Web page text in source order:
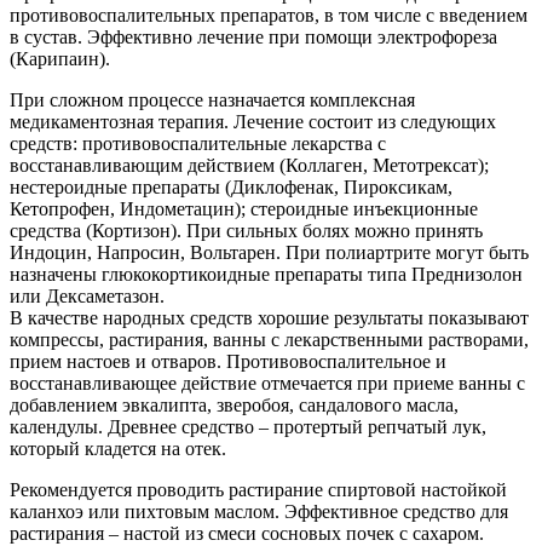
противовоспалительных препаратов, в том числе с введением
в сустав. Эффективно лечение при помощи электрофореза
(Карипаин).
При сложном процессе назначается комплексная
медикаментозная терапия. Лечение состоит из следующих
средств: противовоспалительные лекарства с
восстанавливающим действием (Коллаген, Метотрексат);
нестероидные препараты (Диклофенак, Пироксикам,
Кетопрофен, Индометацин); стероидные инъекционные
средства (Кортизон). При сильных болях можно принять
Индоцин, Напросин, Вольтарен. При полиартрите могут быть
назначены глюкокортикоидные препараты типа Преднизолон
или Дексаметазон.
В качестве народных средств хорошие результаты показывают
компрессы, растирания, ванны с лекарственными растворами,
прием настоев и отваров. Противовоспалительное и
восстанавливающее действие отмечается при приеме ванны с
добавлением эвкалипта, зверобоя, сандалового масла,
календулы. Древнее средство – протертый репчатый лук,
который кладется на отек.
Рекомендуется проводить растирание спиртовой настойкой
каланхоэ или пихтовым маслом. Эффективное средство для
растирания – настой из смеси сосновых почек с сахаром.